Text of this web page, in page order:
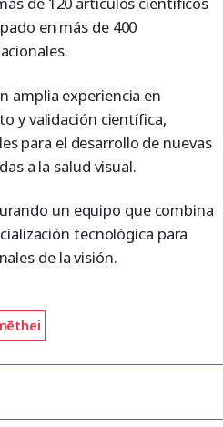
en más de 400
amplia experiencia en
y validación científica,
para el desarrollo de nuevas
a la salud visual.
un equipo que combina
tecnológica para
de la visión.